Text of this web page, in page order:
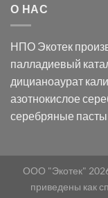
в
О НАС
НПО Экотек
палладиевый
дицианоаурат
азотнокислое
серебряные пасты
ООО "Экотек"
приведены как